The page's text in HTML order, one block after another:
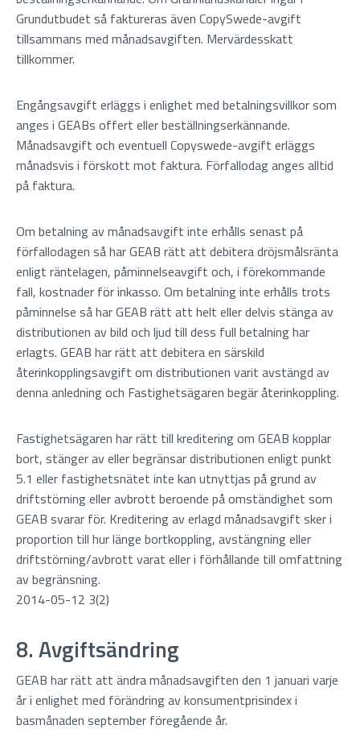
Grundutbudet så faktureras även CopySwede-avgift
tillsammans med månadsavgiften. Mervärdesskatt
tillkommer.
Engångsavgift erläggs i enlighet med betalningsvillkor som
anges i GEABs offert eller beställningserkännande.
Månadsavgift och eventuell Copyswede-avgift erläggs
månadsvis i förskott mot faktura. Förfallodag anges alltid
på faktura.
Om betalning av månadsavgift inte erhålls senast på
förfallodagen så har GEAB rätt att debitera dröjsmålsränta
enligt räntelagen, påminnelseavgift och, i förekommande
fall, kostnader för inkasso. Om betalning inte erhålls trots
påminnelse så har GEAB rätt att helt eller delvis stänga av
distributionen av bild och ljud till dess full betalning har
erlagts. GEAB har rätt att debitera en särskild
återinkopplingsavgift om distributionen varit avstängd av
denna anledning och Fastighetsägaren begär återinkoppling.
Fastighetsägaren har rätt till kreditering om GEAB kopplar
bort, stänger av eller begränsar distributionen enligt punkt
5.1 eller fastighetsnätet inte kan utnyttjas på grund av
driftstörning eller avbrott beroende på omständighet som
GEAB svarar för. Kreditering av erlagd månadsavgift sker i
proportion till hur länge bortkoppling, avstängning eller
driftstörning/avbrott varat eller i förhållande till omfattning
av begränsning.
2014-05-12 3(2)
8. Avgiftsändring
GEAB har rätt att ändra månadsavgiften den 1 januari varje
år i enlighet med förändring av konsumentprisindex i
basmånaden september föregående år.